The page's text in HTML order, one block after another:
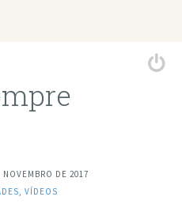
NOVEMBRO DE 2017
VÍDEOS